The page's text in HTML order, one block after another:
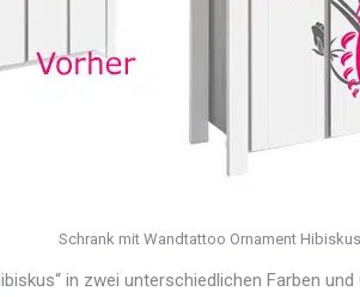
Schrank mit Wandtattoo Ornament Hibiskus
in zwei unterschiedlichen Farben